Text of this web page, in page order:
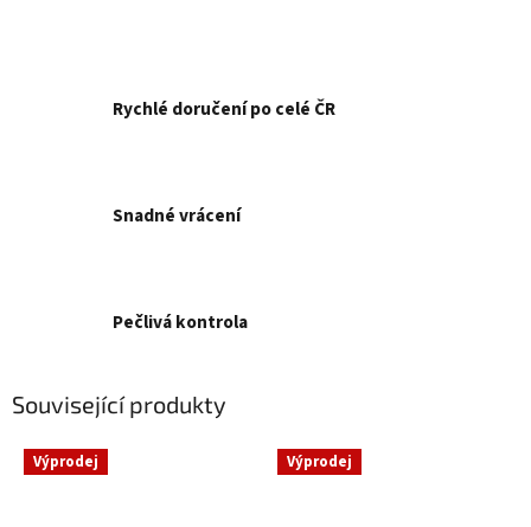
Rychlé doručení po celé ČR
Snadné vrácení
Pečlivá kontrola
Související produkty
Výprodej Výprodej